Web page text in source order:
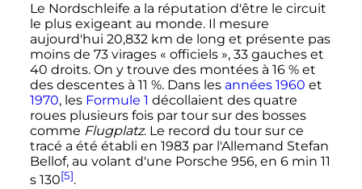
Le Nordschleife a la réputation d'être le circuit
le plus exigeant au monde. Il mesure
aujourd'hui 20,832 km de long et présente pas
moins de 73 virages « officiels », 33 gauches et
40 droits. On y trouve des montées à 16 % et
des descentes à 11 %. Dans les années 1960 et
1970, les Formule 1 décollaient des quatre
roues plusieurs fois par tour sur des bosses
comme Flugplatz. Le record du tour sur ce
tracé a été établi en 1983 par l'Allemand Stefan
Bellof, au volant d'une Porsche 956, en 6 min 11
s130[5].